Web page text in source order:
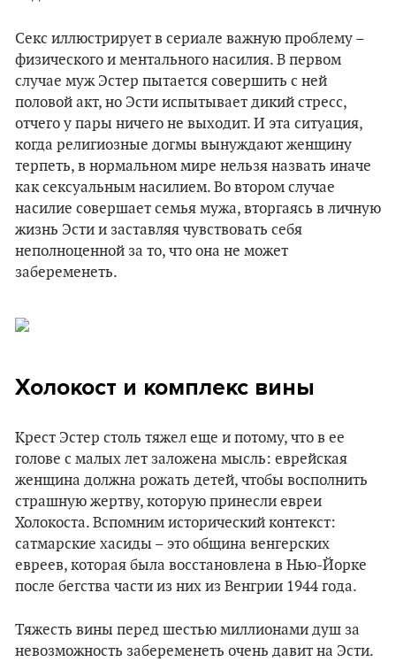
Секс иллюстрирует в сериале важную проблему –
физического и ментального насилия. В первом
случае муж Эстер пытается совершить с ней
половой акт, но Эсти испытывает дикий стресс,
отчего у пары ничего не выходит. И эта ситуация,
когда религиозные догмы вынуждают женщину
терпеть, в нормальном мире нельзя назвать иначе
как сексуальным насилием. Во втором случае
насилие совершает семья мужа, вторгаясь в личную
жизнь Эсти и заставляя чувствовать себя
неполноценной за то, что она не может
забеременеть.
Холокост и комплекс вины
Крест Эстер столь тяжел еще и потому, что в ее
голове с малых лет заложена мысль: еврейская
женщина должна рожать детей, чтобы восполнить
страшную жертву, которую принесли евреи
Холокоста. Вспомним исторический контекст:
сатмарские хасиды – это община венгерских
евреев, которая была восстановлена в Нью-Йорке
после бегства части из них из Венгрии 1944 года.
Тяжесть вины перед шестью миллионами душ за
невозможность забеременеть очень давит на Эсти.